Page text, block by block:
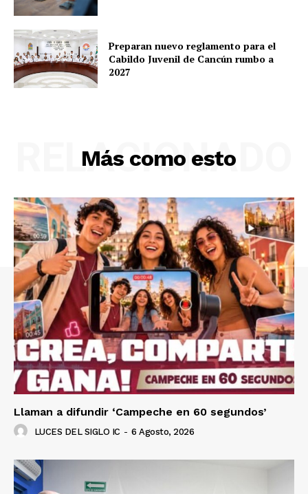
Preparan nuevo reglamento para el
Cabildo Juvenil de Cancún rumbo a
2027
Más como esto
RELACIONADO
Llaman a difundir ‘Campeche en 60 segundos’
LUCES DEL SIGLO IC - 6 Agosto, 2026